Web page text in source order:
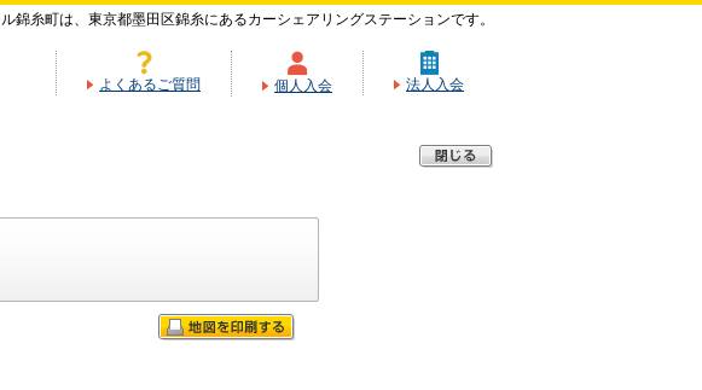
錦糸町は、東京都墨田区錦糸にあるカーシェアリングステーションです。
よくあるご質問 個人入会 法人入会